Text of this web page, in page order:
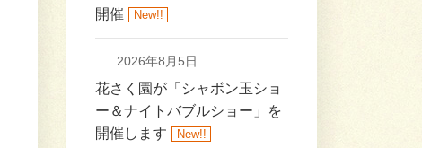
開催
New!!
2026年8月5日
花さく園が「シャボン玉ショ
ー＆ナイトバブルショー」を
開催します
New!!